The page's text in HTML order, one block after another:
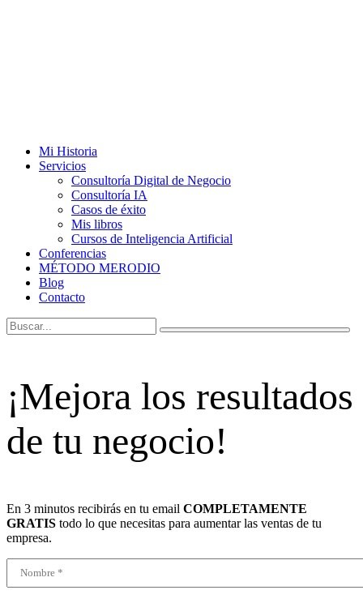
Mi Historia
Servicios
Consultoría Digital de Negocio
Consultoría IA
Casos de éxito
Mis libros
Cursos de Inteligencia Artificial
Conferencias
MÉTODO MERODIO
Blog
Contacto
¡Mejora los resultados
de tu negocio!
En 3 minutos recibirás en tu email COMPLETAMENTE
GRATIS todo lo que necesitas para aumentar las ventas de tu
empresa.